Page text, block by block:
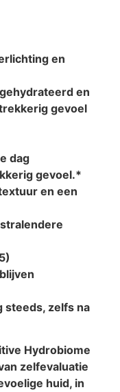
en
en
gevoel
dag
gevoel.*
en een
steeds, zelfs na
Hydrobiome
zelfevaluatie
huid, in